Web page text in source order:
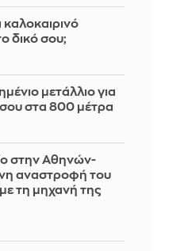
καλοκαιρινό
δικό σου;
μετάλλιο για
στα 800 μέτρα
στην Αθηνών-
αναστροφή του
τη μηχανή της